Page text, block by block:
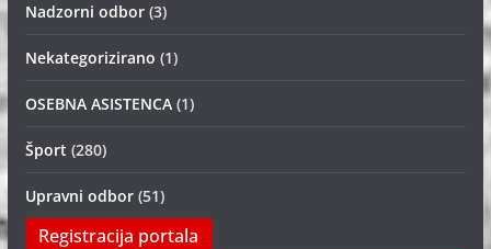
Nadzorni odbor(3)
Nekategorizirano (1)
OSEBNA ASISTENCA(1)
Šport (280)
Upravni odbor(51)
Registracija portala